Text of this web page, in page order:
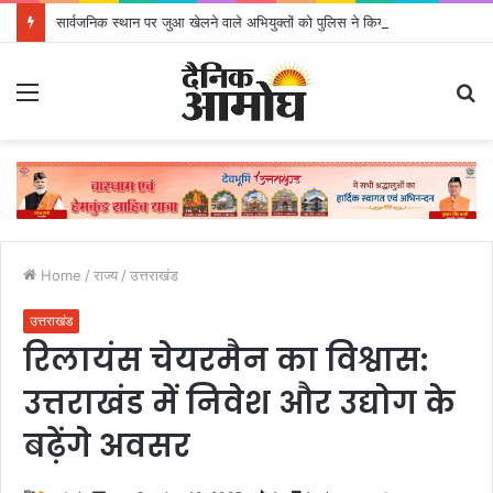
सार्वजनिक स्थान पर जुआ खेलने वाले अभियुक्तों को पुलिस ने किया गिरफ्तार
Home / राज्य / उत्तराखंड
उत्तराखंड
रिलायंस चेयरमैन का विश्वास:
उत्तराखंड में निवेश और उद्योग के
बढ़ेंगे अवसर